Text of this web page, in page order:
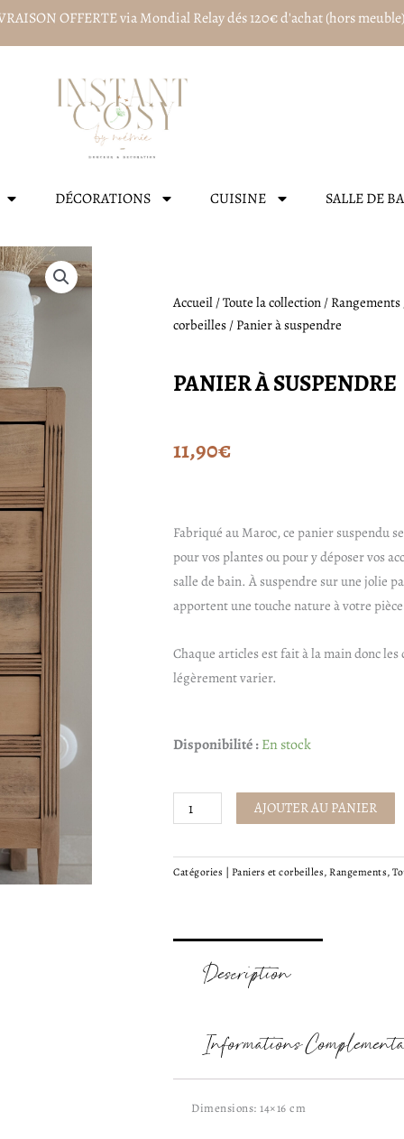
OFFERTE via Mondial Relay dés 120€ d'achat (hors
DÉCORATIONS CUISINE SALLE DE
Accueil/Toute la collection/ Rangements
corbeilles/ Panier à suspendre
PANIER À SUSPENDRE
11,90€
Fabriqué au Maroc, ce panier suspendu
pour vos plantes ou pour y déposer vos
salle de bain. À suspendre sur une jolie
apportent une touche nature à votre
Chaque articles est fait à la main donc
légèrement varier.
Disponibilité :En stock
quantité
Panier
à
AJOUTER AU PANIER
Catégories | Paniers et corbeilles,Rangements,
Description
Informations
Dimensions: 14×16 cm